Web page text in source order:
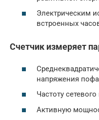
Электрическим
встроенных
Счетчик измеряет
напряжения
Частоту
Активную